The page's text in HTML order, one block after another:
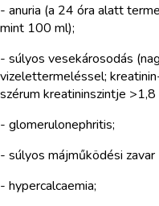
- anuria (a 24 óra alatt
mint 100 ml);
- súlyos vesekárosodás
vizelettermeléssel;
szérum kreatininszintje
- glomerulonephritis;
- súlyos májműködési
- hypercalcaemia;